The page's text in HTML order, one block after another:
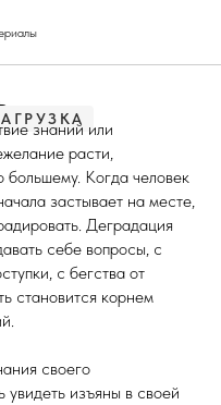
знаний или
расти,
большему. Когда человек
застывает на месте,
Деградация
себе вопросы, с
с бегства от
становится корнем
своего
изъяны в своей